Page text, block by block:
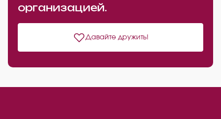
организацией.
Давайте дружить!